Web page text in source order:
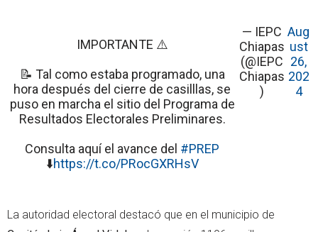
IMPORTANTE ⚠️
📝 Tal como estaba programado, una
hora después del cierre de casilllas, se
puso en marcha el sitio del Programa de
Resultados Electorales Preliminares.
Consulta aquí el avance del #PREP
⬇️https://t.co/PRocGXRHsV
— IEPC
Chiapas
(@IEPC
Chiapas
)
Aug
ust
26,
202
4
La autoridad electoral destacó que en el municipio de